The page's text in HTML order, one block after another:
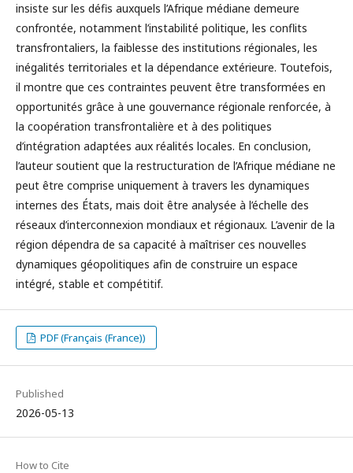
insiste sur les défis auxquels l’Afrique médiane demeure
confrontée, notamment l’instabilité politique, les conflits
transfrontaliers, la faiblesse des institutions régionales, les
inégalités territoriales et la dépendance extérieure. Toutefois,
il montre que ces contraintes peuvent être transformées en
opportunités grâce à une gouvernance régionale renforcée, à
la coopération transfrontalière et à des politiques
d’intégration adaptées aux réalités locales. En conclusion,
l’auteur soutient que la restructuration de l’Afrique médiane ne
peut être comprise uniquement à travers les dynamiques
internes des États, mais doit être analysée à l’échelle des
réseaux d’interconnexion mondiaux et régionaux. L’avenir de la
région dépendra de sa capacité à maîtriser ces nouvelles
dynamiques géopolitiques afin de construire un espace
intégré, stable et compétitif.
PDF (Français (France))
Published
2026-05-13
How to Cite